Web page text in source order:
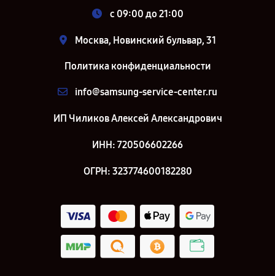
c 09:00 до 21:00
Москва, Новинский бульвар, 31
Политика конфиденциальности
info@samsung-service-center.ru
ИП Чиликов Алексей Александрович
ИНН: 720506602266
ОГРН: 323774600182280